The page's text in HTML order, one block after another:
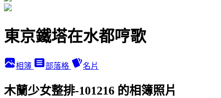
東京鐵塔在水都哼歌
相簿 部落格 名片
木蘭少女整排-101216 的相簿照片